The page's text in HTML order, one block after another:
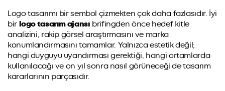
Logo tasarımı bir sembol çizmekten çok daha fazlasıdır. İyi
bir logo tasarım ajansı brifingden önce hedef kitle
analizini, rakip görsel araştırmasını ve marka
konumlandırmasını tamamlar. Yalnızca estetik değil;
hangi duyguyu uyandırması gerektiği, hangi ortamlarda
kullanılacağı ve on yıl sonra nasıl görüneceği de tasarım
kararlarının parçasıdır.